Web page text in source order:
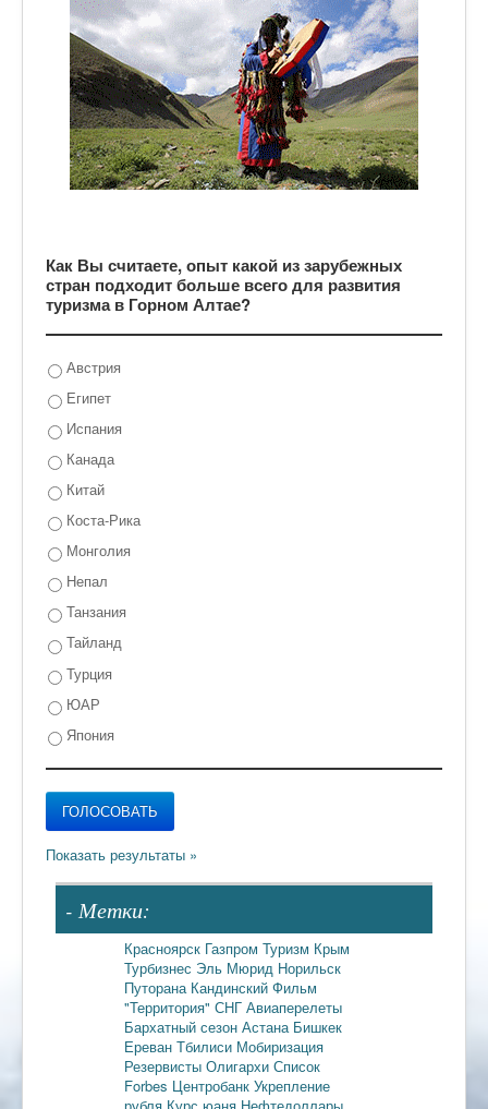
Как Вы считаете, опыт какой из зарубежных
стран подходит больше всего для развития
туризма в Горном Алтае?
Австрия
Египет
Испания
Канада
Китай
Коста-Рика
Монголия
Непал
Танзания
Тайланд
Турция
ЮАР
Япония
- Метки:
Красноярск Газпром Туризм Крым
Турбизнес Эль Мюрид Норильск
Путорана Кандинский Фильм
"Территория" СНГ Авиаперелеты
Бархатный сезон Астана Бишкек
Ереван Тбилиси Мобиризация
Резервисты Олигархи Список
Forbes Центробанк Укрепление